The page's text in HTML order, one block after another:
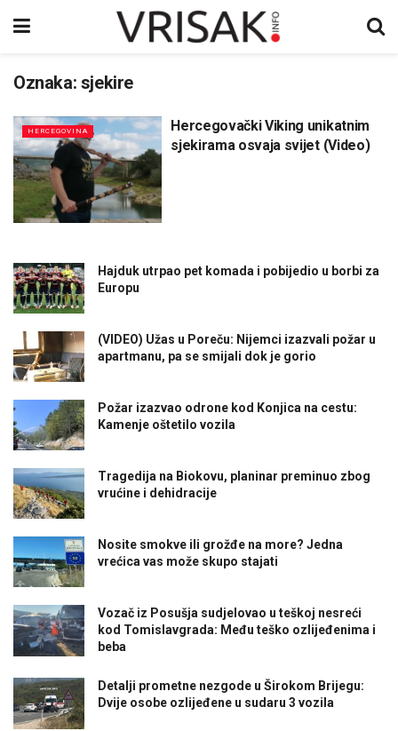
Oznaka: sjekire
HERCEGOVINA
Hercegovački Viking unikatnim
sjekirama osvaja svijet (Video)
Hajduk utrpao pet komada i pobijedio u borbi za
Europu
(VIDEO) Užas u Poreču: Nijemci izazvali požar u
apartmanu, pa se smijali dok je gorio
Požar izazvao odrone kod Konjica na cestu:
Kamenje oštetilo vozila
Tragedija na Biokovu, planinar preminuo zbog
vrućine i dehidracije
Nosite smokve ili grožđe na more? Jedna
vrećica vas može skupo stajati
Vozač iz Posušja sudjelovao u teškoj nesreći
kod Tomislavgrada: Među teško ozlijeđenima i
beba
Detalji prometne nezgode u Širokom Brijegu:
Dvije osobe ozlijeđene u sudaru 3 vozila